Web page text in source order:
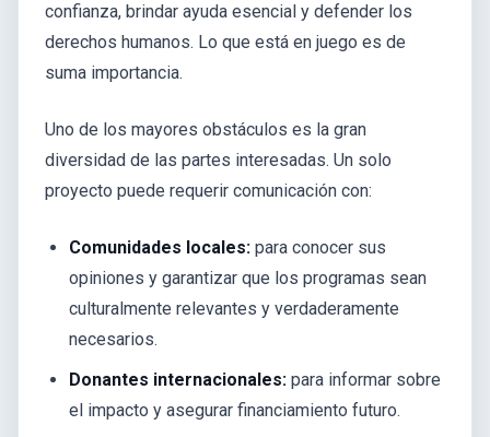
confianza, brindar ayuda esencial y defender los
derechos humanos. Lo que está en juego es de
suma importancia.
Uno de los mayores obstáculos es la gran
diversidad de las partes interesadas. Un solo
proyecto puede requerir comunicación con:
Comunidades locales: para conocer sus
opiniones y garantizar que los programas sean
culturalmente relevantes y verdaderamente
necesarios.
Donantes internacionales: para informar sobre
el impacto y asegurar financiamiento futuro.